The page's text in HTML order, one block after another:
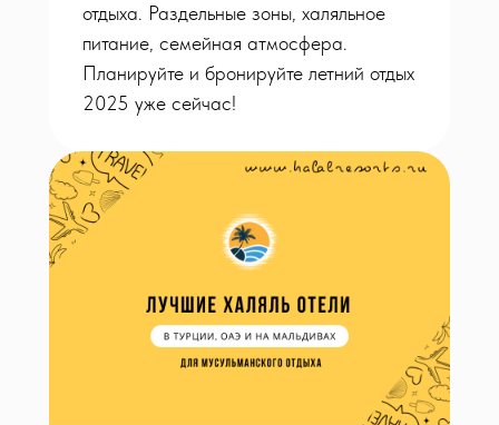
отдыха. Раздельные зоны, халяльное
питание, семейная атмосфера.
Планируйте и бронируйте летний отдых
2025 уже сейчас!